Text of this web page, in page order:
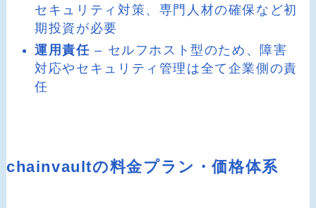
セキュリティ対策、専門人材の確保など初
期投資が必要
運用責任 – セルフホスト型のため、障害
対応やセキュリティ管理は全て企業側の責
任
chainvaultの料金プラン・価格体系